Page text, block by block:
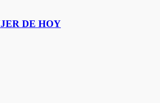
DE HOY